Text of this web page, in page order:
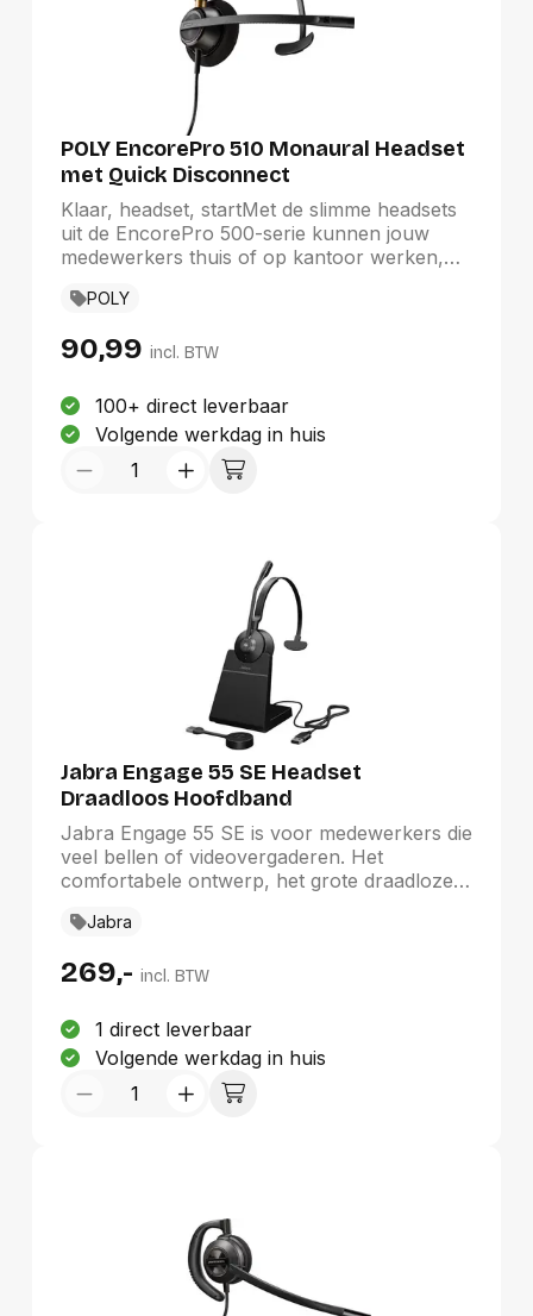
POLY EncorePro 510 Monaural Headset
met Quick Disconnect
Klaar, headset, startMet de slimme headsets
uit de EncorePro 500-serie kunnen jouw
medewerkers thuis of op kantoor werken,
pc. Dit zijn de eerste digitale headsets voor
kunnen worden gebruikt, zelfs als je in
zo eenvoudig.
POLY
90,99 incl. BTW
100+ direct leverbaar
Volgende werkdag in huis
Jabra Engage 55 SE Headset
Draadloos Hoofdband
Kantoor/callcenter Zwart
Jabra Engage 55 SE is voor medewerkers die
veel bellen of videovergaderen. Het
comfortabele ontwerp, het grote draadloze
dé headset voor hybride werken.
Jabra
269,- incl. BTW
1 direct leverbaar
Volgende werkdag in huis